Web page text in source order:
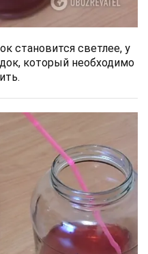
становится светлее, у
который необходимо